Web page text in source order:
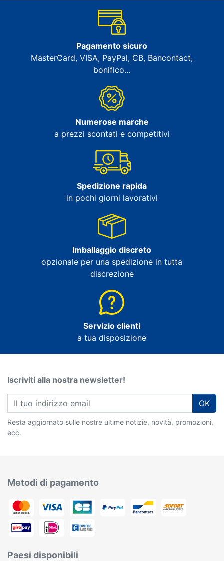
Pagamento sicuro
MasterCard, VISA, PayPal, CB, Bancontact,
bonifico…
Numerose marche
a prezzi scontati e competitivi
Spedizione rapida
in pochi giorni lavorativi
Imballaggio discreto
opzionale per una spedizione in tutta
discrezione
Servizio clienti
a tua disposizione
Iscriviti alla nostra newsletter!
OK
Resta aggiornato sulle nostre ultime notizie, novità, promozioni,
ecc.
Metodi di pagamento
Paesi disponibili